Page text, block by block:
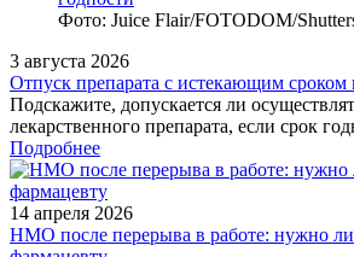
Фото: Juice Flair/FOTODOM/
3 августа 2026
Отпуск препарата с истекающим сроком
Подскажите, допускается ли
лекарственного препарата, если срок
Подробнее
14 апреля 2026
НМО после перерыва в работе: нужно ли